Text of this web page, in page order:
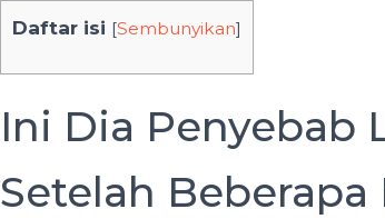
Daftar isi [Sembunyikan]
Ini Dia Penyebab
Setelah